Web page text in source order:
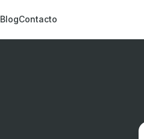
BlogContacto